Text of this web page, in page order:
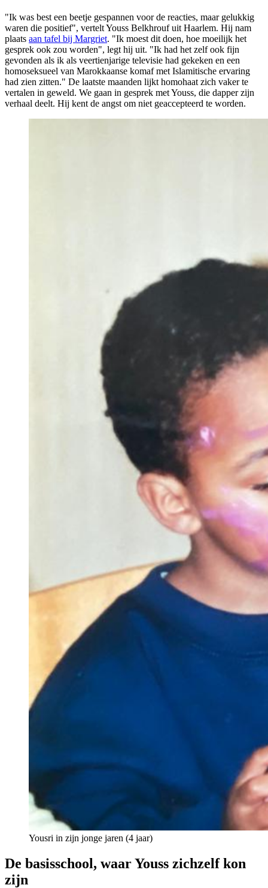
"Ik was best een beetje gespannen voor de reacties, maar gelukkig
waren die positief", vertelt Youss Belkhrouf uit Haarlem. Hij nam
plaats aan tafel bij Margriet. "Ik moest dit doen, hoe moeilijk het
gesprek ook zou worden", legt hij uit. "Ik had het zelf ook fijn
gevonden als ik als veertienjarige televisie had gekeken en een
homoseksueel van Marokkaanse komaf met Islamitische ervaring
had zien zitten." De laatste maanden lijkt homohaat zich vaker te
vertalen in geweld. We gaan in gesprek met Youss, die dapper zijn
verhaal deelt. Hij kent de angst om niet geaccepteerd te worden.
Yousri in zijn jonge jaren (4 jaar)
De basisschool, waar Youss zichzelf kon
zijn